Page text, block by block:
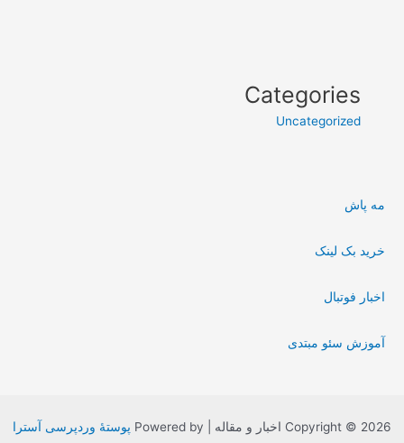
Categories
Uncategorized
مه پاش
خرید بک لینک
اخبار فوتبال
آموزش سئو مبتدی
Copyright © 2026 اخبار و مقاله | Powered by پوستهٔ وردپرسی آسترا